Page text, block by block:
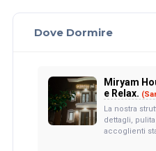
Dove Dormire
Miryam
e Relax.
La nostra
dettagli,
accoglienti